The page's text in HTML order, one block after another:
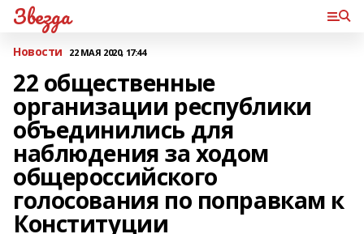
Звезда
Новости 22 МАЯ 2020, 17:44
22 общественные
организации республики
объединились для
наблюдения за ходом
общероссийского
голосования по поправкам к
Конституции